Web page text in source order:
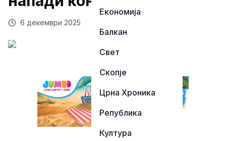
Економија
Балкан
Свет
Скопје
Црна Хроника
Република
Култура
6 декември 2025